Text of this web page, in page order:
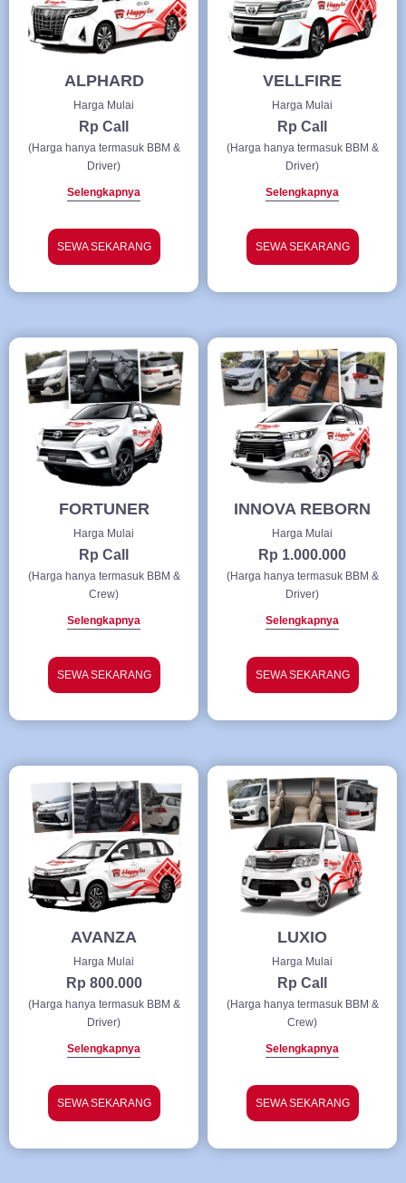
ALPHARD
Harga Mulai
Rp Call
(Harga hanya termasuk BBM &
Driver)
Selengkapnya
SEWA SEKARANG
VELLFIRE
Harga Mulai
Rp Call
(Harga hanya termasuk BBM &
Driver)
Selengkapnya
SEWA SEKARANG
FORTUNER
Harga Mulai
Rp Call
(Harga hanya termasuk BBM &
Crew)
Selengkapnya
SEWA SEKARANG
INNOVA REBORN
Harga Mulai
Rp 1.000.000
(Harga hanya termasuk BBM &
Driver)
Selengkapnya
SEWA SEKARANG
AVANZA
Harga Mulai
Rp 800.000
(Harga hanya termasuk BBM &
Driver)
Selengkapnya
SEWA SEKARANG
LUXIO
Harga Mulai
Rp Call
(Harga hanya termasuk BBM &
Crew)
Selengkapnya
SEWA SEKARANG